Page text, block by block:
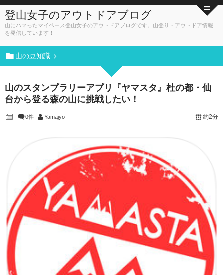
登山女子のアウトドアブログ
山にハマったマイペース登山女子のアウトドアブログです。山登り・アウトドア情報
を発信しています！
山の豆知識
山のスタンプラリーアプリ『ヤマスタ』杜の都・仙
台から登る森の山に挑戦したい！
0件 Yamajyo 約2分